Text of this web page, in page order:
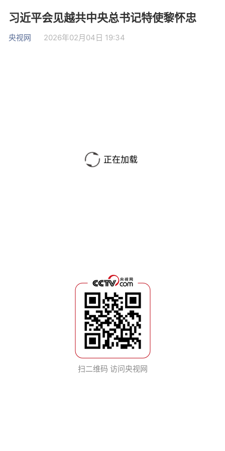
习近平会见越共中央总书记特使黎怀忠
央视网 2026年02月04日 19:34
正在加载
扫二维码 访问央视网